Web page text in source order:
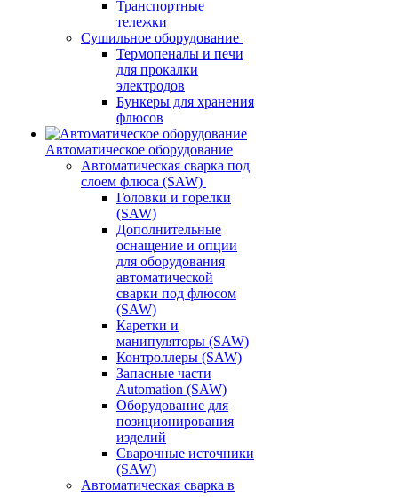
Транспортные
тележки
Сушильное оборудование
Термопеналы и печи
для прокалки
электродов
Бункеры для хранения
флюсов
Автоматическое оборудование
Автоматическая сварка под
слоем флюса (SAW)
Головки и горелки
(SAW)
Дополнительные
оснащение и опции
для оборудования
автоматической
сварки под флюсом
(SAW)
Каретки и
манипуляторы (SAW)
Контроллеры (SAW)
Запасные части
Automation (SAW)
Оборудование для
позиционирования
изделий
Сварочные источники
(SAW)
Автоматическая сварка в